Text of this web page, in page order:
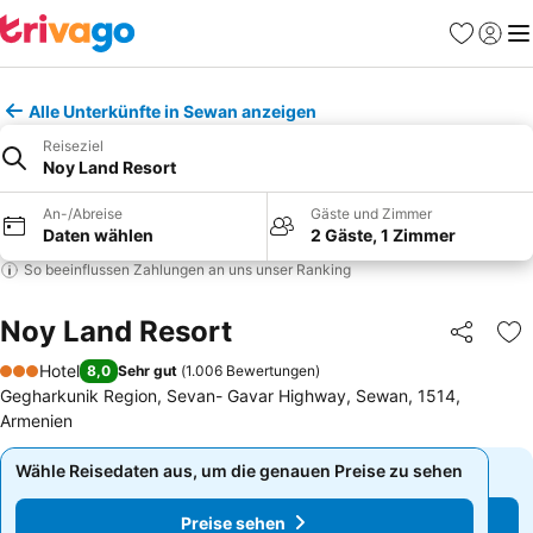
Favoriten
Alle Unterkünfte in Sewan anzeigen
Reiseziel
Noy Land Resort
An-/Abreise
Daten wählen
Gäste und Zimmer
2 Gäste, 1 Zimmer
So beeinflussen Zahlungen an uns unser Ranking
Noy Land Resort Teilen
3 Sterne
Hotel 8,0 Sehr gut (1.006 Bewertungen)
Gegharkunik Region, Sevan- Gavar Highway, Sewan, 1514,
Armenien
Wähle Reisedaten aus, um die genauen Preise zu sehen
Preise sehen
Wähle Reisedaten aus, um die genauen Preise zu sehen
Preise sehen